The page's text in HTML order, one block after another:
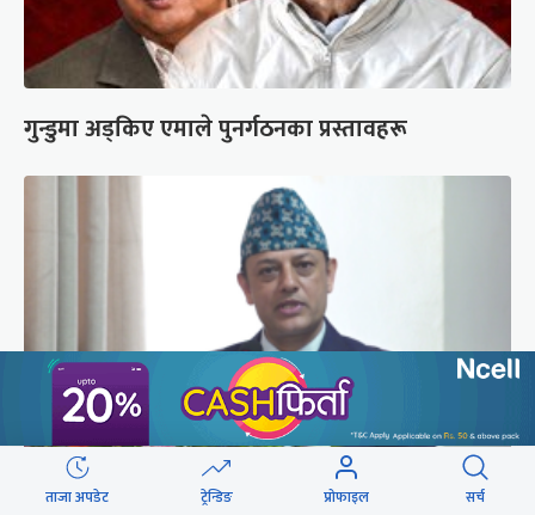
गुन्डुमा अड्किए एमाले पुनर्गठनका प्रस्तावहरू
‘संसद्‍मा कालो चस्मा खोल्नू, बैठक चल्दा सेयर कारोबार
ताजा अपडेट ट्रेन्डिङ प्रोफाइल सर्च